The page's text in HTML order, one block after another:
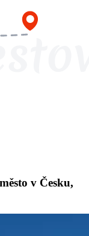
v Česku,